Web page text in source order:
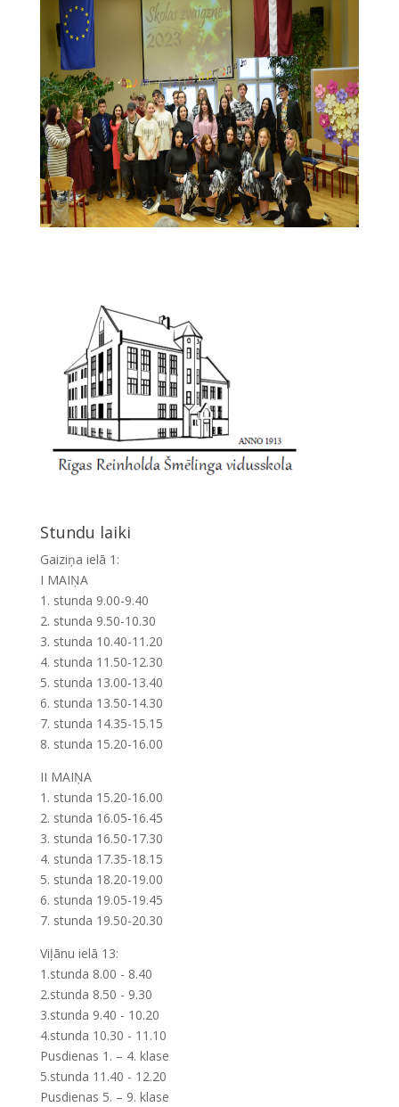
Stundu laiki
Gaiziņa ielā 1:
I MAIŅA
1. stunda 9.00-9.40
2. stunda 9.50-10.30
3. stunda 10.40-11.20
4. stunda 11.50-12.30
5. stunda 13.00-13.40
6. stunda 13.50-14.30
7. stunda 14.35-15.15
8. stunda 15.20-16.00
II MAIŅA
1. stunda 15.20-16.00
2. stunda 16.05-16.45
3. stunda 16.50-17.30
4. stunda 17.35-18.15
5. stunda 18.20-19.00
6. stunda 19.05-19.45
7. stunda 19.50-20.30
Viļānu ielā 13:
1.stunda 8.00 - 8.40
2.stunda 8.50 - 9.30
3.stunda 9.40 - 10.20
4.stunda 10.30 - 11.10
Pusdienas 1. – 4. klase
5.stunda 11.40 - 12.20
Pusdienas 5. – 9. klase